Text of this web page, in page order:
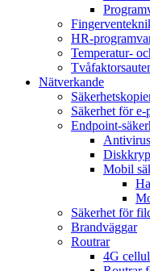
HR-
Temperatur-
Nätverkande
Säkerhet för e-
Endpoint-
Mobil
Säkerhet för
Brandväggar
Routrar
4G